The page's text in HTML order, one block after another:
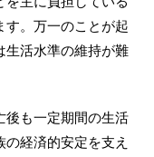
す。万一のことが起
生活水準の維持が難
後も一定期間の生活
経済的安定を支え